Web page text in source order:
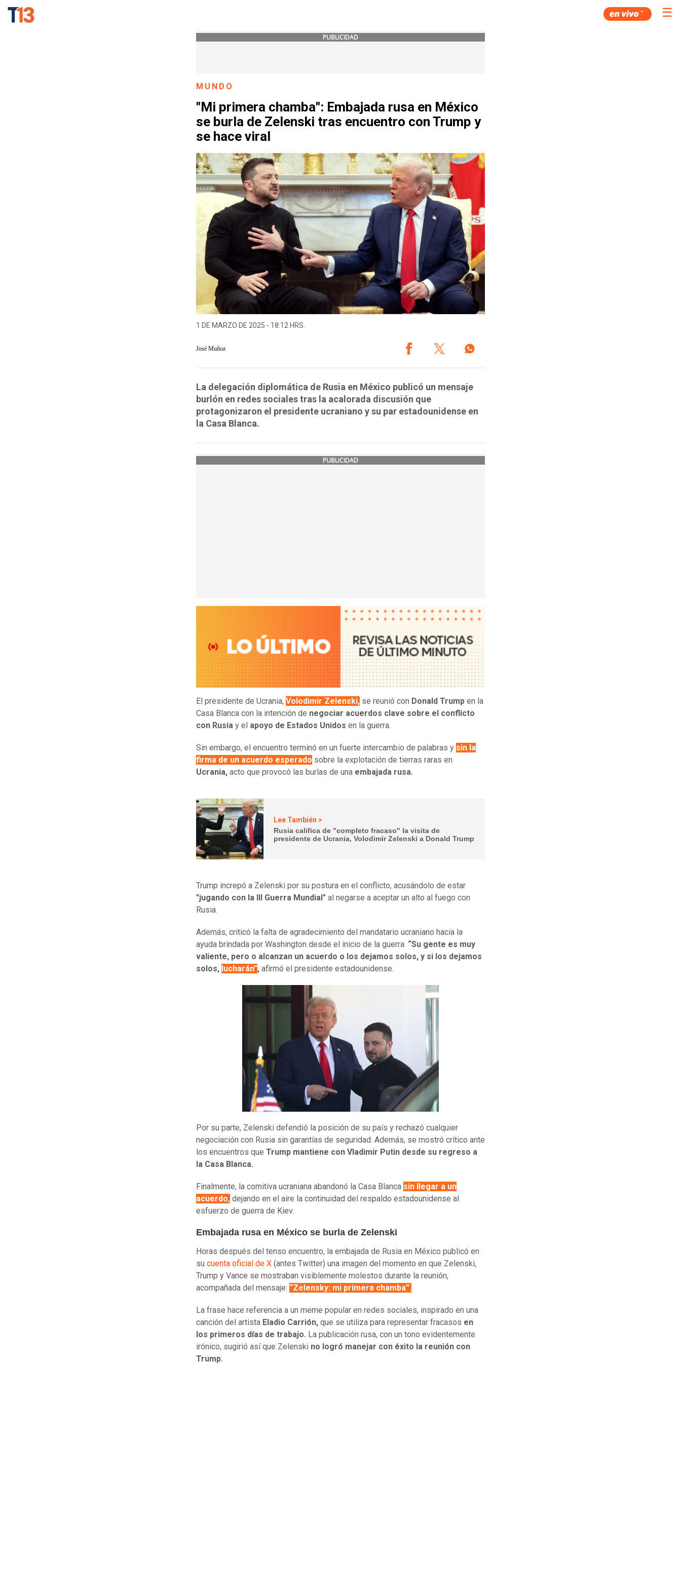
☰
PUBLICIDAD
MUNDO
"Mi primera chamba": Embajada rusa en México
se burla de Zelenski tras encuentro con Trump y
se hace viral
1 DE MARZO DE 2025 - 18:12 HRS.
José Muñoz
La delegación diplomática de Rusia en México publicó un mensaje
burlón en redes sociales tras la acalorada discusión que
protagonizaron el presidente ucraniano y su par estadounidense en
la Casa Blanca.
PUBLICIDAD
El presidente de Ucrania, Volodimir Zelenski, se reunió con Donald Trump en la
Casa Blanca con la intención de negociar acuerdos clave sobre el conflicto
con Rusia y el apoyo de Estados Unidos en la guerra.
Sin embargo, el encuentro terminó en un fuerte intercambio de palabras y sin la
firma de un acuerdo esperado sobre la explotación de tierras raras en
Ucrania, acto que provocó las burlas de una embajada rusa.
Lee También >
Rusia califica de "completo fracaso" la visita de
presidente de Ucrania, Volodimir Zelenski a Donald Trump
Trump increpó a Zelenski por su postura en el conflicto, acusándolo de estar
"jugando con la III Guerra Mundial" al negarse a aceptar un alto al fuego con
Rusia.
Además, criticó la falta de agradecimiento del mandatario ucraniano hacia la
ayuda brindada por Washington desde el inicio de la guerra. “Su gente es muy
valiente, pero o alcanzan un acuerdo o los dejamos solos, y si los dejamos
solos, lucharán”, afirmó el presidente estadounidense.
Por su parte, Zelenski defendió la posición de su país y rechazó cualquier
negociación con Rusia sin garantías de seguridad. Además, se mostró crítico ante
los encuentros que Trump mantiene con Vladimir Putin desde su regreso a
la Casa Blanca.
Finalmente, la comitiva ucraniana abandonó la Casa Blanca sin llegar a un
acuerdo, dejando en el aire la continuidad del respaldo estadounidense al
esfuerzo de guerra de Kiev.
Embajada rusa en México se burla de Zelenski
Horas después del tenso encuentro, la embajada de Rusia en México publicó en
su cuenta oficial de X (antes Twitter) una imagen del momento en que Zelenski,
Trump y Vance se mostraban visiblemente molestos durante la reunión,
acompañada del mensaje: “Zelensky: mi primera chamba”.
La frase hace referencia a un meme popular en redes sociales, inspirado en una
canción del artista Eladio Carrión, que se utiliza para representar fracasos en
los primeros días de trabajo. La publicación rusa, con un tono evidentemente
irónico, sugirió así que Zelenski no logró manejar con éxito la reunión con
Trump.